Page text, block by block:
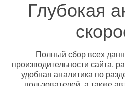
Глубокая
Полный сбор всех
производительности сайта,
удобная аналитика по